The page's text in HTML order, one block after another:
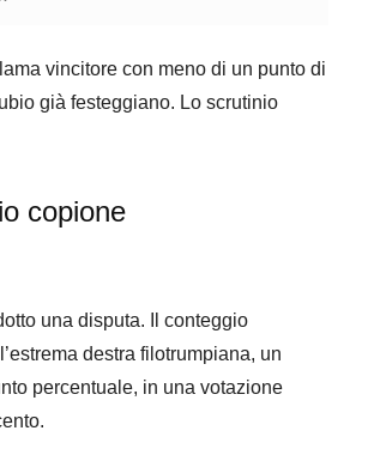
vincitore con meno di un punto di
già festeggiano. Lo scrutinio
copione
una disputa. Il conteggio
destra filotrumpiana, un
percentuale, in una votazione